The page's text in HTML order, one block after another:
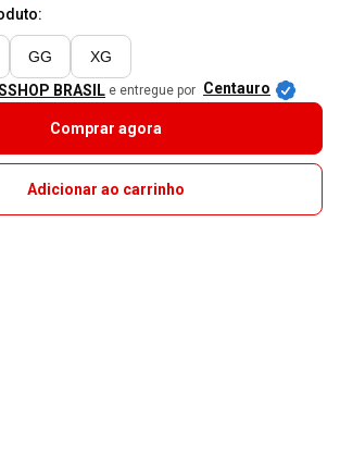
GG XG
BRASIL e entregue por Centauro
Comprar agora
Adicionar ao carrinho